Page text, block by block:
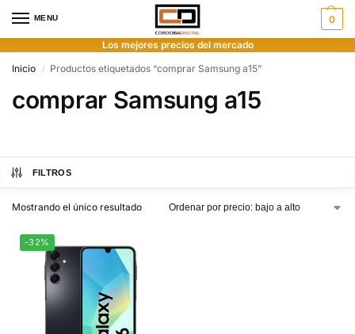
MENU 0
Los mejores precios del mercado
Inicio
/ Productos etiquetados “comprar Samsung a15”
comprar Samsung a15
FILTROS
Mostrando el único resultado
-32%